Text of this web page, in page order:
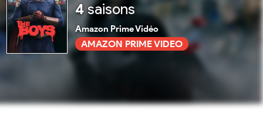
4saisons
Amazon Prime Vidéo
AMAZON PRIME VIDEO